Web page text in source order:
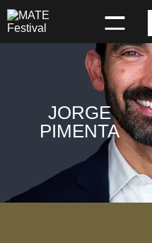
JORGE
PIMENTA